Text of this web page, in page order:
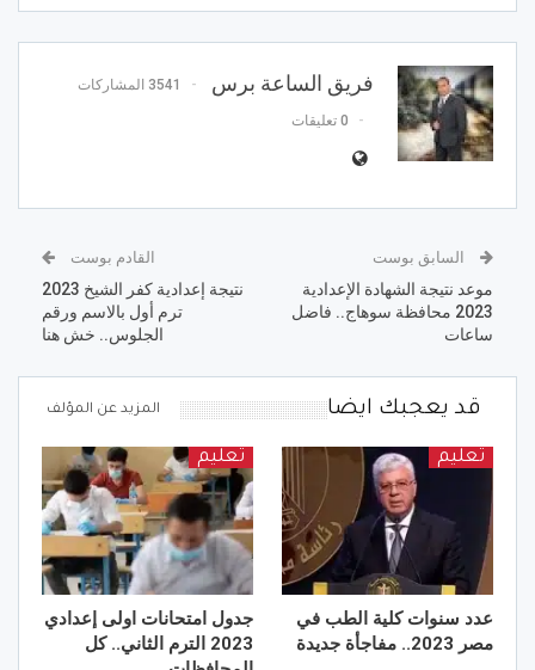
فريق الساعة برس 3541 المشاركات
0 تعليقات
السابق بوست
موعد نتيجة الشهادة الإعدادية
2023 محافظة سوهاج.. فاضل
ساعات
القادم بوست
نتيجة إعدادية كفر الشيخ 2023
ترم أول بالاسم ورقم
الجلوس.. خش هنا
قد يعجبك ايضا المزيد عن المؤلف
تعليم
عدد سنوات كلية الطب في
مصر 2023.. مفاجأة جديدة
تعليم
جدول امتحانات اولى إعدادي
2023 الترم الثاني.. كل